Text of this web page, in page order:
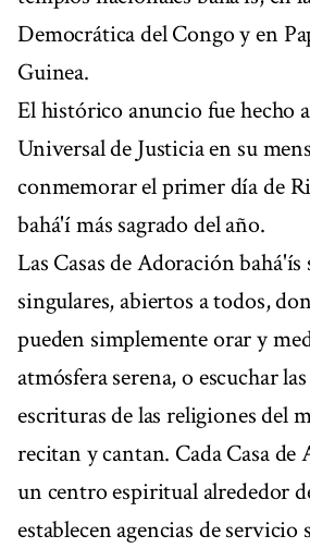
Democrática del Congo y en
Guinea.
El histórico anuncio fue hecho
Universal de Justicia en su
conmemorar el primer día de
bahá'í más sagrado del año.
Las Casas de Adoración
singulares, abiertos a todos,
pueden simplemente orar y
atmósfera serena, o escuchar
escrituras de las religiones del
recitan y cantan. Cada Casa
un centro espiritual alrededor
establecen agencias de servicio